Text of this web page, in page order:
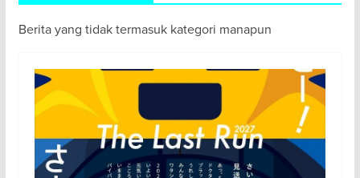
Berita yang tidak termasuk kategori manapun